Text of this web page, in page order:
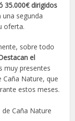
35.000€ dirigidos
una segunda
oferta.
sobre todo
el
muy presentes
Nature, que
estos meses.